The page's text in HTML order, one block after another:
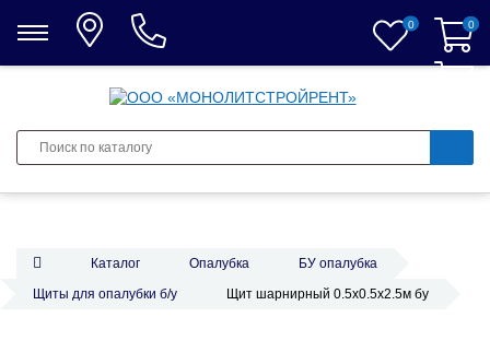
0 0
0
Каталог Опалубка
БУ опалубка
Щиты для опалубки б/у
Щит шарнирный 0.5x0.5x2.5м бу